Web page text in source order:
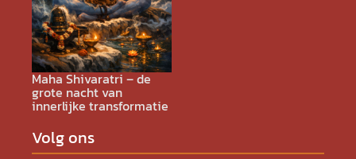
Maha Shivaratri – de
grote nacht van
innerlijke transformatie
Volg ons